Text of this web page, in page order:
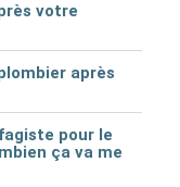
votre
après
pour le
ça va me